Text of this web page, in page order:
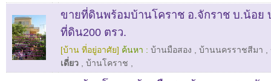
ขายที่ดินพร้อมบ้านโคราช อ.จักราช บ.น้อย
ที่ดิน200 ตรว.
[บ้าน ที่อยู่อาศัย] ค้นหา : บ้านมือสอง บ้านนครราชสีมา
เดี่ยว
บ้านโคราช